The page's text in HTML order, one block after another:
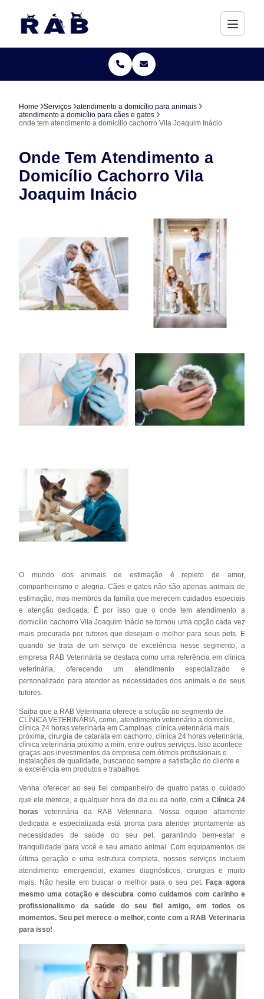
Home Serviços
atendimento a domicílio para animais
atendimento a domicílio para cães e gatos
onde tem atendimento a domicílio cachorro Vila Joaquim Inácio
Onde Tem Atendimento a
Domicílio Cachorro Vila
Joaquim Inácio
O mundo dos animais de estimação é repleto de amor,
companheirismo e alegria. Cães e gatos não são apenas animais de
estimação, mas membros da família que merecem cuidados especiais
e atenção dedicada. É por isso que o onde tem atendimento a
domicílio cachorro Vila Joaquim Inácio se tornou uma opção cada vez
mais procurada por tutores que desejam o melhor para seus pets. E
quando se trata de um serviço de excelência nesse segmento, a
empresa RAB Veterinária se destaca como uma referência em clínica
veterinária, oferecendo um atendimento especializado e
personalizado para atender as necessidades dos animais e de seus
tutores.
Saiba que a RAB Veterinaria oferece a solução no segmento de
CLÍNICA VETERINÁRIA, como, atendimento veterinário a domicílio,
clínica 24 horas veterinária em Campinas, clínica veterinária mais
próxima, cirurgia de catarata em cachorro, clínica 24 horas veterinária,
clínica veterinária próximo a mim, entre outros serviços. Isso acontece
graças aos investimentos da empresa com ótimos profissionais e
instalações de qualidade, buscando sempre a satisfação do cliente e
a excelência em produtos e trabalhos.
Venha oferecer ao seu fiel companheiro de quatro patas o cuidado
que ele merece, a qualquer hora do dia ou da noite, com aClínica 24
horas
veterinária da RAB Veterinaria. Nossa equipe altamente
dedicada e especializada está pronta para atender prontamente as
necessidades de saúde do seu pet, garantindo bem-estar e
tranquilidade para você e seu amado animal. Com equipamentos de
última geração e uma estrutura completa, nossos serviços incluem
atendimento emergencial, exames diagnósticos, cirurgias e muito
mais. Não hesite em buscar o melhor para o seu pet.Faça agora
mesmo uma cotação e descubra como cuidamos com carinho e
profissionalismo da saúde do seu fiel amigo, em todos os
momentos. Seu pet merece o melhor, conte com a RAB Veterinaria
para isso!